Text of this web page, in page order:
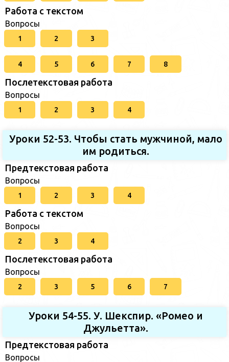
Работа с текстом
Вопросы
1 2 3
4 5 6 7 8
Послетекстовая работа
Вопросы
1 2 3 4
Уроки 52-53. Чтобы стать мужчиной, мало
им родиться.
Предтекстовая работа
Вопросы
1 2 3 4
Работа с текстом
Вопросы
2 3 4
Послетекстовая работа
Вопросы
2 3 5 6 7
Уроки 54-55. У. Шекспир. «Ромео и
Джульетта».
Предтекстовая работа
Вопросы